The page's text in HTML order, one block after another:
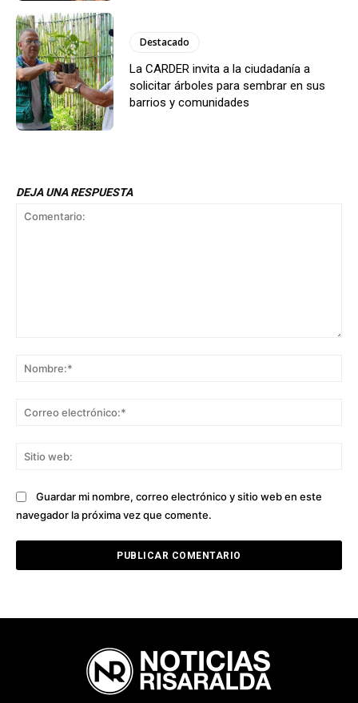
Destacado
La CARDER invita a la ciudadanía a
solicitar árboles para sembrar en sus
barrios y comunidades
DEJA UNA RESPUESTA
Guardar mi nombre, correo electrónico y sitio web en este
navegador la próxima vez que comente.